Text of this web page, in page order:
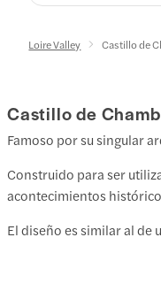
Loire Valley Castillo de
Castillo de
Famoso por su singular
Construido para ser
acontecimientos
El diseño es similar al de